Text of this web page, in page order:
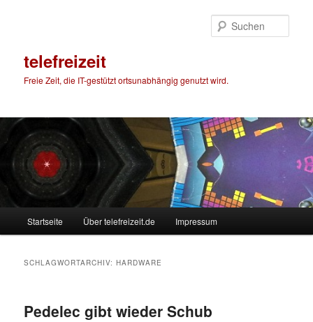
telefreizeit
Freie Zeit, die IT-gestützt ortsunabhängig genutzt wird.
Startseite Über telefreizeit.de Impressum
SCHLAGWORTARCHIV:HARDWARE
Pedelec gibt wieder Schub